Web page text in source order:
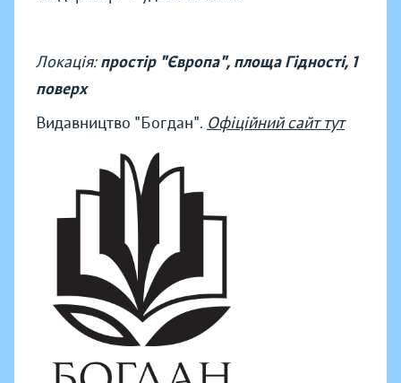
Локація:простір "Європа", площа Гідності, 1
поверх
Видавництво "Богдан". Офіційний сайт тут